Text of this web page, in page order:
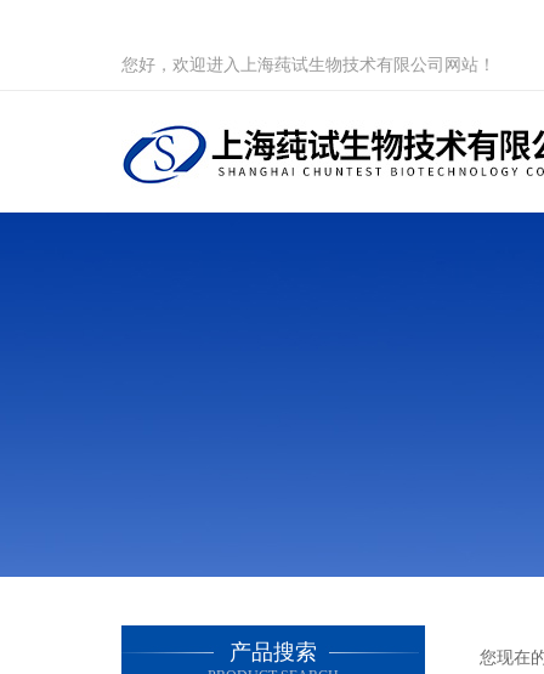
您好，欢迎进入上海莼试生物技术有限公司网站！
产品搜索 您现在